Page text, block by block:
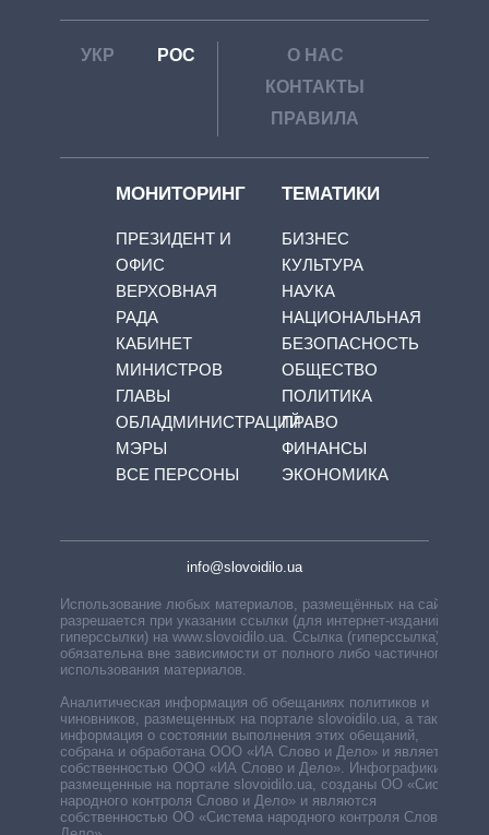
УКР РОС
О НАС
КОНТАКТЫ
ПРАВИЛА
МОНИТОРИНГ
ПРЕЗИДЕНТ И
ОФИС
ВЕРХОВНАЯ
РАДА
КАБИНЕТ
МИНИСТРОВ
ГЛАВЫ
ОБЛАДМИНИСТРАЦИЙ
МЭРЫ
ВСЕ ПЕРСОНЫ
ТЕМАТИКИ
БИЗНЕС
КУЛЬТУРА
НАУКА
НАЦИОНАЛЬНАЯ
БЕЗОПАСНОСТЬ
ОБЩЕСТВО
ПОЛИТИКА
ПРАВО
ФИНАНСЫ
ЭКОНОМИКА
info@slovoidilo.ua
Использование любых материалов, размещённых на сайте,
разрешается при указании ссылки (для интернет-изданий —
гиперссылки) на www.slovoidilo.ua. Ссылка (гиперссылка)
обязательна вне зависимости от полного либо частичного
использования материалов.
Аналитическая информация об обещаниях политиков и
чиновников, размещенных на портале slovoidilo.ua, а также
информация о состоянии выполнения этих обещаний,
собрана и обработана ООО «ИА Слово и Дело» и является
собственностью ООО «ИА Слово и Дело». Инфографики,
размещенные на портале slovoidilo.ua, созданы ОО «Система
народного контроля Слово и Дело» и являются
собственностью ОО «Система народного контроля Слово и